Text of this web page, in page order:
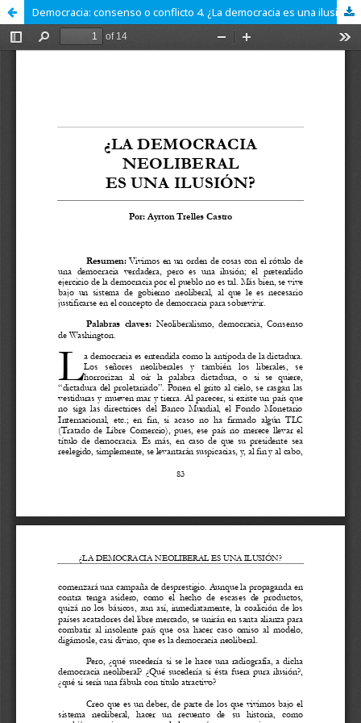
Democracia: consenso o conflicto 4. ¿La democracia es una ilusión?